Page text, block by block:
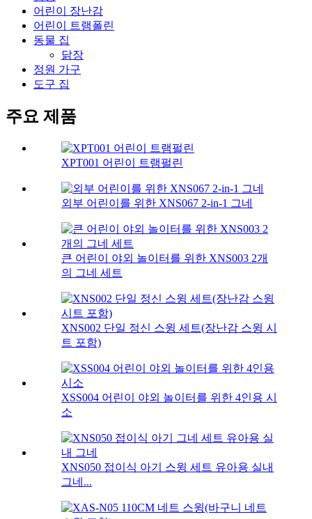
어린이 장난감
어린이 트램폴린
동물 집
닭장
정원 가구
도구 집
주요 제품
XPT001 어린이 트램펄린
외부 어린이를 위한 XNS067 2-in-1 그네
큰 어린이 야외 놀이터를 위한 XNS003 2개
의 그네 세트
XNS002 단일 정신 스윙 세트(장난감 스윙 시
트 포함)
XSS004 어린이 야외 놀이터를 위한 4인용 시
소
XNS050 접이식 아기 스윙 세트 유아용 실내
그네...